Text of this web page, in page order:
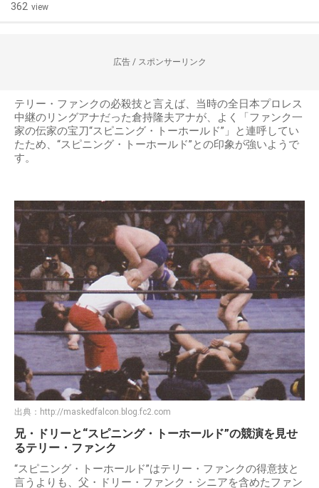
362 view
広告 / スポンサーリンク
テリー・ファンクの必殺技と言えば、当時の全日本プロレス
中継のリングアナだった倉持隆夫アナが、よく「ファンク一
家の伝家の宝刀“スピニング・トーホールド”」と連呼してい
たため、“スピニング・トーホールド”との印象が強いようで
す。
出典： http://maskedfalcon.blog.fc2.com
兄・ドリーと“スピニング・トーホールド”の競演を見せ
るテリー・ファンク
“スピニング・トーホールド”はテリー・ファンクの得意技と
言うよりも、父・ドリー・ファンク・シニアを含めたファン